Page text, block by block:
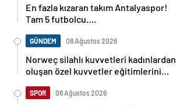
En fazla kızaran takım Antalyaspor!
Tam 5 futbolcu….
GÜNDEM 08 Ağustos 2026
Norweç silahlı kuvvetleri kadınlardan
oluşan özel kuvvetler eğitimlerini
SPOR 08 Ağustos 2026